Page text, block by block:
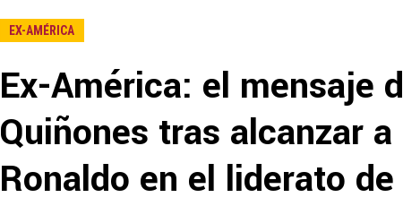
EX-AMÉRICA
Ex-América: el mensaje
Quiñones tras alcanzar
Ronaldo en el liderato